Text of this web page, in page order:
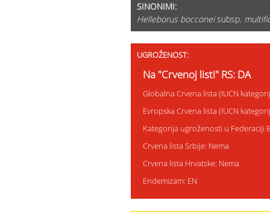
SINONIMI:
Helleborus bocconeisubsp.
UGROŽENOST:
Na "Crvenoj listi" RS: DA
Globalna Crvena lista (IUCN
Evropska Crvena lista (IUCN
Kategorija ugroženosti u Federaciji
Crvena lista Srbije: Nema
Crvena lista Hrvatske: Nema
Endemizam: EN